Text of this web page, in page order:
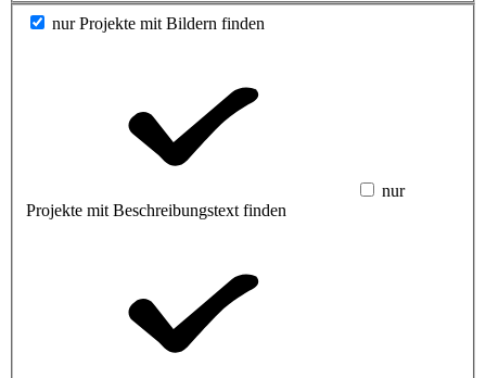
nur Projekte mit Bildern finden
nur
Projekte mit Beschreibungstext finden